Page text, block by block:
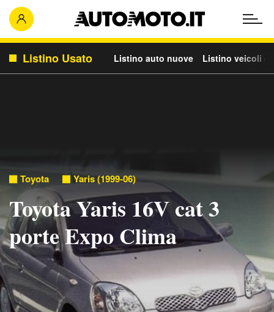
Listino Usato Listino auto nuove Listino veicoli
Toyota Yaris (1999-06)
Toyota Yaris 16V cat 3
porte Expo Clima